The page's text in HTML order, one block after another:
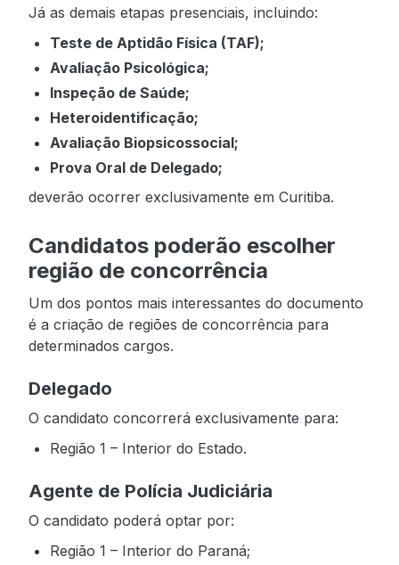
Já as demais etapas presenciais, incluindo:
Teste de Aptidão Física (TAF);
Avaliação Psicológica;
Inspeção de Saúde;
Heteroidentificação;
Avaliação Biopsicossocial;
Prova Oral de Delegado;
deverão ocorrer exclusivamente em Curitiba.
Candidatos poderão escolher
região de concorrência
Um dos pontos mais interessantes do documento
é a criação de regiões de concorrência para
determinados cargos.
Delegado
O candidato concorrerá exclusivamente para:
Região 1 – Interior do Estado.
Agente de Polícia Judiciária
O candidato poderá optar por:
Região 1 – Interior do Paraná;